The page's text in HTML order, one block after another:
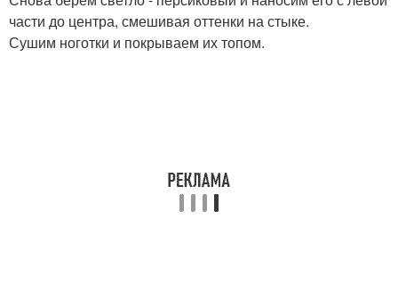
части до центра, смешивая оттенки на стыке.
Сушим ноготки и покрываем их топом.